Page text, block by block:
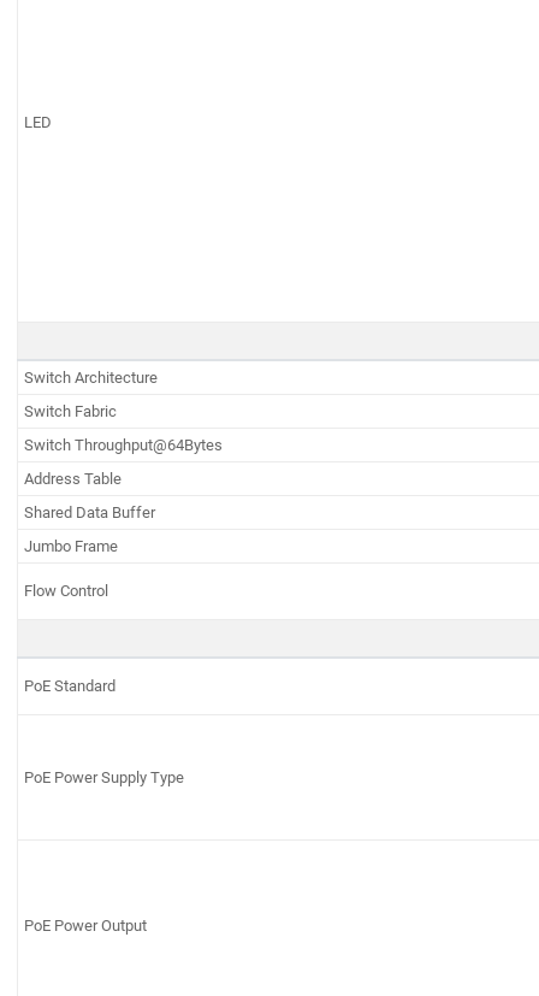
LED
Switch Architecture
Switch Fabric
Switch Throughput@64Bytes
Address Table
Shared Data Buffer
Jumbo Frame
Flow Control
PoE Standard
PoE Power Supply Type
PoE Power Output